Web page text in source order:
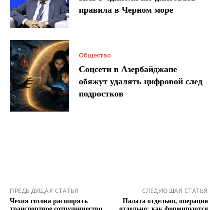
правила в Черном море
Общество
Соцсети в Азербайджане
обяжут удалять цифровой след
подростков
ПРЕДЫДУЩАЯ СТАТЬЯ
Чехия готова расширять
СЛЕДУЮЩАЯ СТАТЬЯ
Палата отдельно, операция